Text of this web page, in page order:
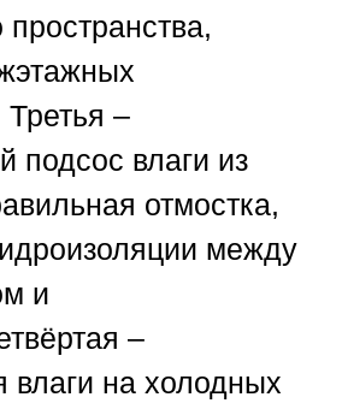
пространства,
Третья –
подсос влаги из
отмостка,
между
и
–
влаги на холодных